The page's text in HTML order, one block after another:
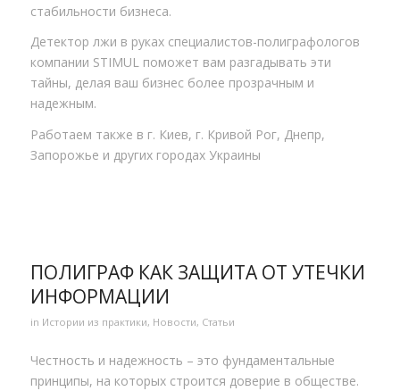
стабильности бизнеса.
Детектор лжи в руках специалистов-полиграфологов
компании STIMUL поможет вам разгадывать эти
тайны, делая ваш бизнес более прозрачным и
надежным.
Работаем также в г. Киев, г. Кривой Рог, Днепр,
Запорожье и других городах Украины
ПОЛИГРАФ КАК ЗАЩИТА ОТ УТЕЧКИ
ИНФОРМАЦИИ
in Истории из практики, Новости, Статьи
Честность и надежность – это фундаментальные
принципы, на которых строится доверие в обществе.